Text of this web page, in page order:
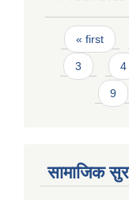
Pages
« first
3 4
9
सामाजिक